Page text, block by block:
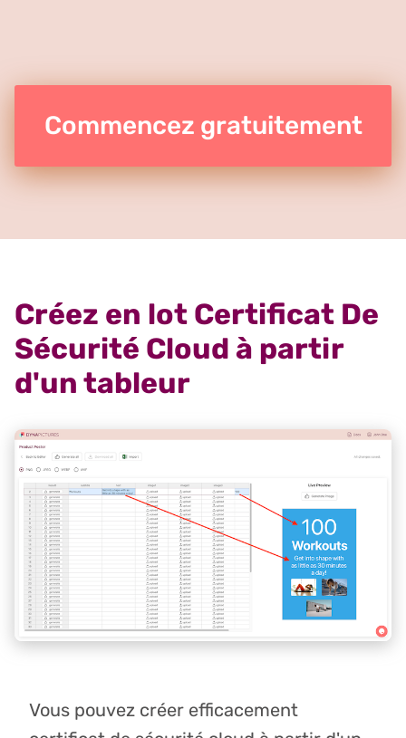
Commencez gratuitement
Créez en lot Certificat De
Sécurité Cloud à partir
d'un tableur
Vous pouvez créer efficacement